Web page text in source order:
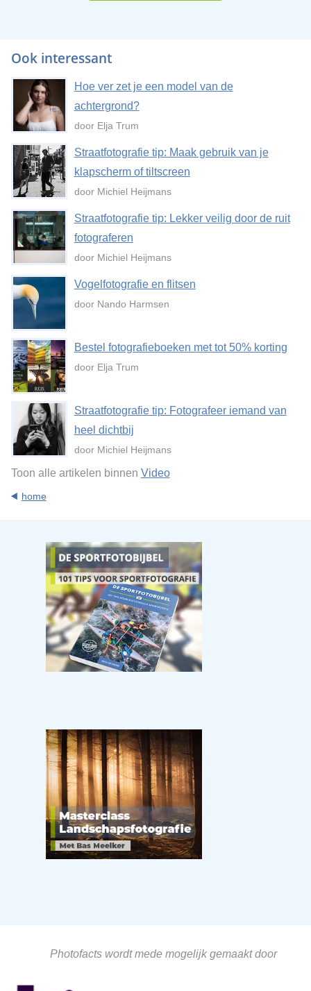
Ook interessant
Hoe ver zet je een model van de
achtergrond?
door Elja Trum
Straatfotografie tip: Maak gebruik van je
klapscherm of tiltscreen
door Michiel Heijmans
Straatfotografie tip: Lekker veilig door de ruit
fotograferen
door Michiel Heijmans
Vogelfotografie en flitsen
door Nando Harmsen
Bestel fotografieboeken met tot 50% korting
door Elja Trum
Straatfotografie tip: Fotografeer iemand van
heel dichtbij
door Michiel Heijmans
Toon alle artikelen binnen Video
home
Photofacts wordt mede mogelijk gemaakt door